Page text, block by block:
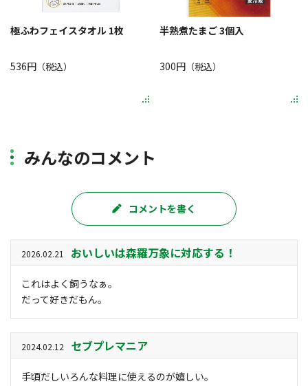
極ふわフェイスタオル 1枚
536円 （税込）
半熟煮たまご 3個入
300円（税込）
みんなのコメント
コメントを書く
2026.02.21 おいしいは森羅万象に対応する！
これはよく飼うなぁ。
だって好きだもん。
2024.02.12 セブプレマニア
手頃だしいろんな料理に使えるのが嬉しい。